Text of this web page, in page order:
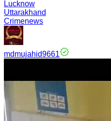
Lucknow
Uttarakhand
Crimenews
mdmujahid9661